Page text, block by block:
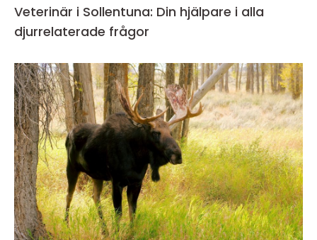
Veterinär i Sollentuna: Din hjälpare i alla
djurrelaterade frågor